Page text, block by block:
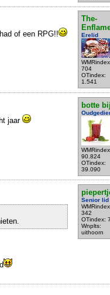
The-
Erelid
704
OTindex:
1.541
of een RPG!!
botte
90.824
OTindex:
39.090
jaar
Senior lid
342
OTindex:
Wnplts:
uithoorn